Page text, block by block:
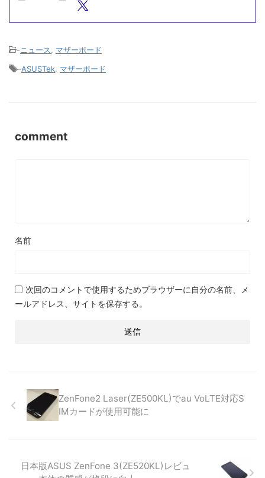
-ニュース, マザーボード
-ASUSTek, マザーボード
comment
名前
次回のコメントで使用するためブラウザーに自分の名前、メ
ールアドレス、サイトを保存する。
ZenFone2 Laser(ZE500KL)でau VoLTE対応S
IMカードが使用可能に
日本版ASUS ZenFone 3(ZE520KL)レビュ